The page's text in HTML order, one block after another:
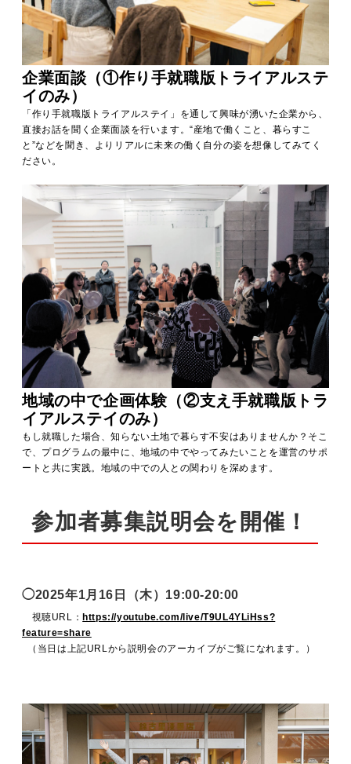
企業面談（①作り手就職版トライアルステ
イのみ）
「作り手就職版トライアルステイ」を通して興味が湧いた企業から、
直接お話を聞く企業面談を行います。“産地で働くこと、暮らすこ
と”などを聞き、よりリアルに未来の働く自分の姿を想像してみてく
ださい。
地域の中で企画体験（②支え手就職版トラ
イアルステイのみ）
もし就職した場合、知らない土地で暮らす不安はありませんか？そこ
で、プログラムの最中に、地域の中でやってみたいことを運営のサポ
ートと共に実践。地域の中での人との関わりを深めます。
参加者募集説明会を開催！
◯2025年1月16日（木）19:00-20:00
視聴URL：https://youtube.com/live/T9UL4YLiHss?
feature=share
（当日は上記URLから説明会のアーカイブがご覧になれます。）